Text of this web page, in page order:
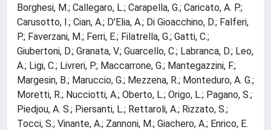
Borghesi, M.; Callegaro, L.; Carapella, G.; Caricato, A. P.;
Carusotto, I.; Cian, A.; D'Elia, A.; Di Gioacchino, D.; Falferi,
P.; Faverzani, M.; Ferri, E.; Filatrella, G.; Gatti, C.;
Giubertoni, D.; Granata, V.; Guarcello, C.; Labranca, D.; Leo,
A.; Ligi, C.; Livreri, P.; Maccarrone, G.; Mantegazzini, F.;
Margesin, B.; Maruccio, G.; Mezzena, R.; Monteduro, A. G.;
Moretti, R.; Nucciotti, A.; Oberto, L.; Origo, L.; Pagano, S.;
Piedjou, A. S.; Piersanti, L.; Rettaroli, A.; Rizzato, S.;
Tocci, S.; Vinante, A.; Zannoni, M.; Giachero, A.; Enrico, E.